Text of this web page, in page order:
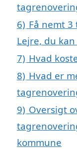
6) Få nemt
Lejre, du
7) Hvad
8) Hvad er
9) Oversigt
kommune